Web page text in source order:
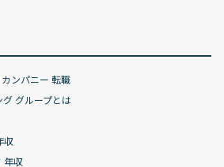
ンパニー 転職
グループとは
収
年収